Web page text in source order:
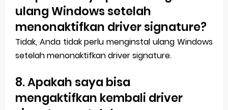
ulang Windows setelah
menonaktifkan driver signature?
Tidak, Anda tidak perlu menginstal ulang Windows
setelah menonaktifkan driver signature.
8. Apakah saya bisa
mengaktifkan kembali driver